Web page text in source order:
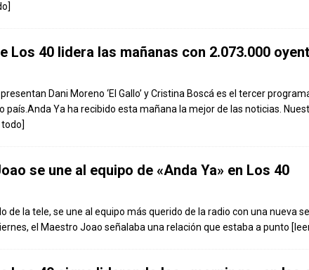
Los 40 lidera las mañanas con 2.073.000
Dani Moreno ‘El Gallo’ y Cristina Boscá es el tercer
país.Anda Ya ha recibido esta mañana la mejor de las noticias.
todo]
se une al equipo de «Anda Ya» en Los 40
de la tele, se une al equipo más querido de la radio con una nueva
el Maestro Joao señalaba una relación que estaba a punto